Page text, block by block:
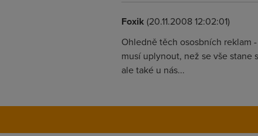
Foxik (20.11.2008 12:02:01)
Ohledně těch ososbních reklam
musí uplynout, než se vše stane
ale také u nás...